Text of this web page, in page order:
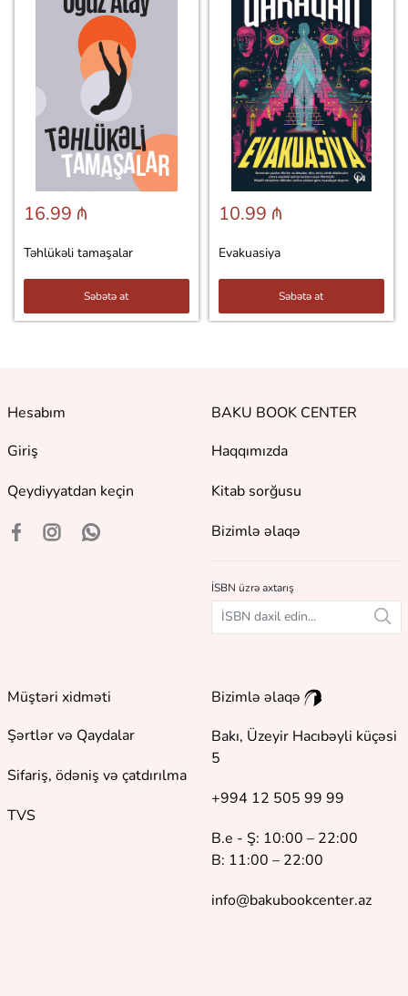
16.99 ₼
Təhlükəli tamaşalar
Səbətə at
10.99 ₼
Evakuasiya
Səbətə at
Hesabım
Giriş
Qeydiyyatdan keçin
BAKU BOOK CENTER
Haqqımızda
Kitab sorğusu
Bizimlə əlaqə
İSBN üzrə axtarış
Müştəri xidməti
Şərtlər və Qaydalar
Sifariş, ödəniş və çatdırılma
TVS
Bizimlə əlaqə
Bakı, Üzeyir Hacıbəyli küçəsi
5
+994 12 505 99 99
B.e - Ş: 10:00 – 22:00
B: 11:00 – 22:00
info@bakubookcenter.az